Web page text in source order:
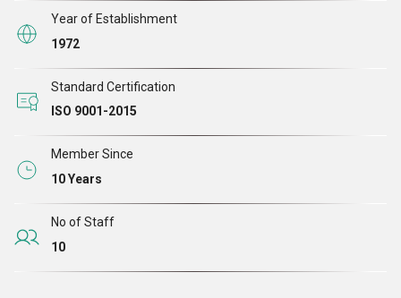
Year of Establishment
1972
Standard Certification
ISO 9001-2015
Member Since
10 Years
No of Staff
10